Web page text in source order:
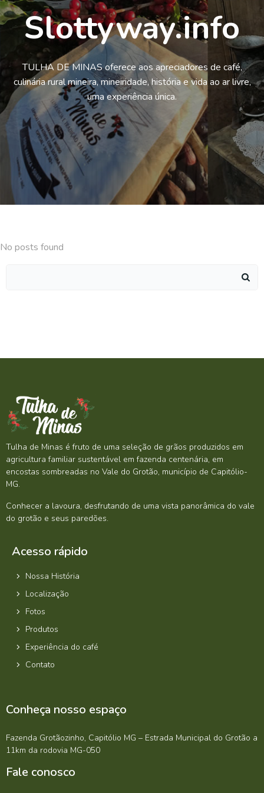
Slottyway.info
TULHA DE MINAS oferece aos apreciadores de café,
culinária rural mineira, mineiridade, história e vida ao ar livre,
uma experiência única.
No posts found
Tulha de Minas é fruto de uma seleção de grãos produzidos em
agricultura familiar sustentável em fazenda centenária, em
encostas sombreadas no Vale do Grotão, município de Capitólio-
MG.
Conhecer a lavoura, desfrutando de uma vista panorâmica do vale
do grotão e seus paredões.
Acesso rápido
Nossa História
Localização
Fotos
Produtos
Experiência do café
Contato
Conheça nosso espaço
Fazenda Grotãozinho, Capitólio MG – Estrada Municipal do Grotão a
11km da rodovia MG-050
Fale conosco